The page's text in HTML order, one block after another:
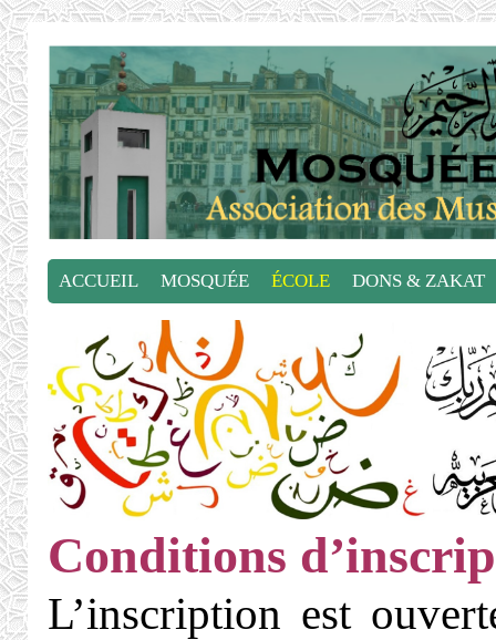
ACCUEIL MOSQUÉE ÉCOLE DONS & ZAKAT
Conditions
L’inscription est